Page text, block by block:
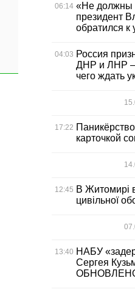
06:14 «Не должны
президент
обратился
04:03 Россия
ДНР и ЛНР —
чего ждать
17:22
карточкой
12:45 В Житомирі
цивільної
13:40 НАБУ
Сергея